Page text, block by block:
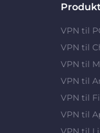
VPN til
VPN til
VPN til
VPN til
VPN til
VPN til